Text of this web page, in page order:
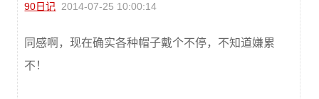
90日记 2014-07-25 10:00:14
同感啊，现在确实各种帽子戴个不停，不知道嫌累
不！